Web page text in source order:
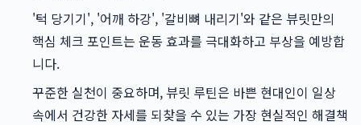
'턱 당기기', '어깨 하강', '갈비뼈 내리기'와 같은 뷰릿만의
핵심 체크 포인트는 운동 효과를 극대화하고 부상을 예방합
니다.
꾸준한 실천이 중요하며, 뷰릿 루틴은 바쁜 현대인이 일상
속에서 건강한 자세를 되찾을 수 있는 가장 현실적인 해결책